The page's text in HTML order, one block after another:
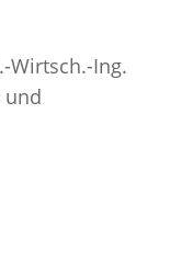
Wirtsch.-Ing.
und